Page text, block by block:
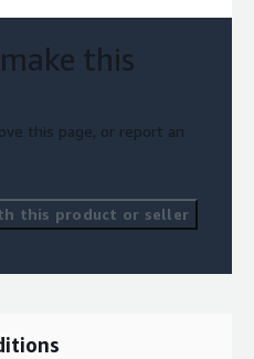
this
this page, or report an
this product or seller